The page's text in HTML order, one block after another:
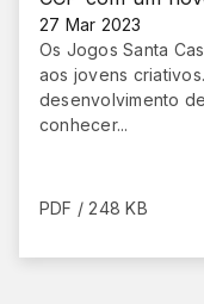
27 Mar 2023
Os Jogos Santa
aos jovens
desenvolvimento
conhecer...
PDF / 248 KB